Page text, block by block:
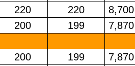
220 220
8,700
200 199
7,870
200 199
7,870